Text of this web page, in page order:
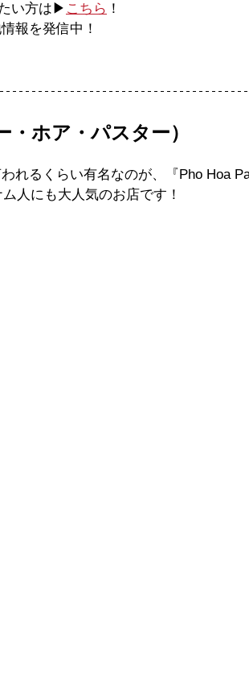
い方は▶ こちら ！
報を発信中！
ホア・パスター）
れるくらい有名なのが、『Pho Hoa
人にも大人気のお店です！